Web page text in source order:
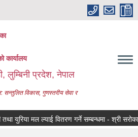
कार्यालय
लुम्बिनी प्रदेश, नेपाल
सन्तुलित विकास, गुणस्तरीय सेवा र
युरिया मल ल्याई वितरण गर्ने सम्बन्धमा - श्री